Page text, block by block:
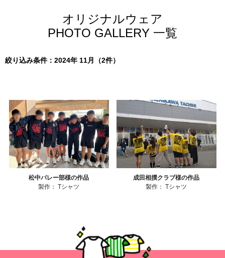
オリジナルウェア
PHOTO GALLERY 一覧
絞り込み条件：2024年 11月（2件）
松中バレー部様の作品
製作： Tシャツ
成田相撲クラブ様の作品
製作： Tシャツ